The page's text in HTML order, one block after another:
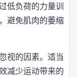
低负荷的力量训
避免肌肉的萎缩
视的因素。适当
减少运动带来的